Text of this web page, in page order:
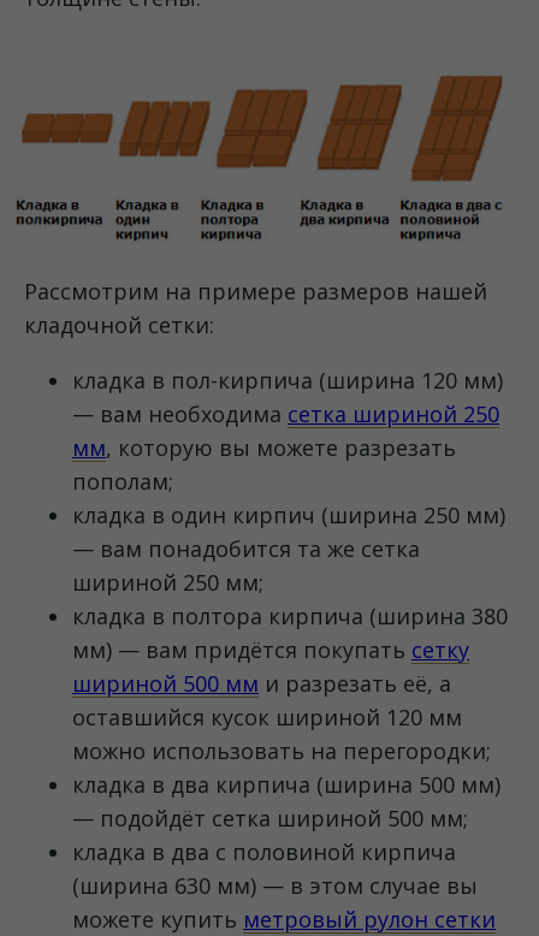
Рассмотрим на примере размеров нашей
кладочной сетки:
кладка в пол-кирпича (ширина 120 мм)
— вам необходима сетка шириной 250
мм, которую вы можете разрезать
пополам;
кладка в один кирпич (ширина 250 мм)
— вам понадобится та же сетка
шириной 250 мм;
кладка в полтора кирпича (ширина 380
мм) — вам придётся покупать сетку
шириной 500 мм и разрезать её, а
оставшийся кусок шириной 120 мм
можно использовать на перегородки;
кладка в два кирпича (ширина 500 мм)
— подойдёт сетка шириной 500 мм;
кладка в два с половиной кирпича
(ширина 630 мм) — в этом случае вы
можете купить метровый рулон сетки